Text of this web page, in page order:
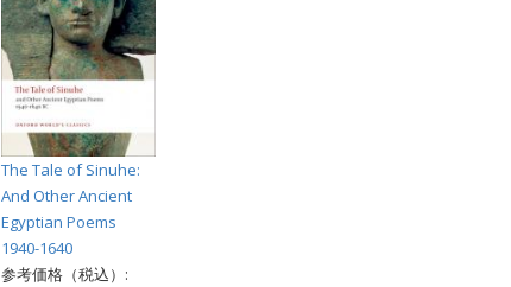
The Tale of Sinuhe:
And Other Ancient
Egyptian Poems
1940-1640
参考価格（税込）: